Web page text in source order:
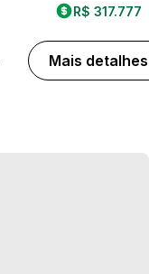
R$ 317.777
Mais detalhes